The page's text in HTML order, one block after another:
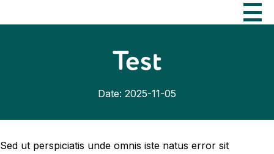
Test
Date: 2025-11-05
Sed ut perspiciatis unde omnis iste natus error sit